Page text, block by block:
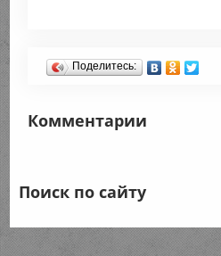
Поделитесь:
Комментарии
Поиск по сайту